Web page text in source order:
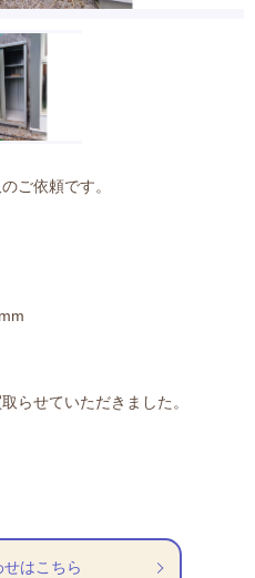
ご依頼です。
らせていただきました。
はこちら